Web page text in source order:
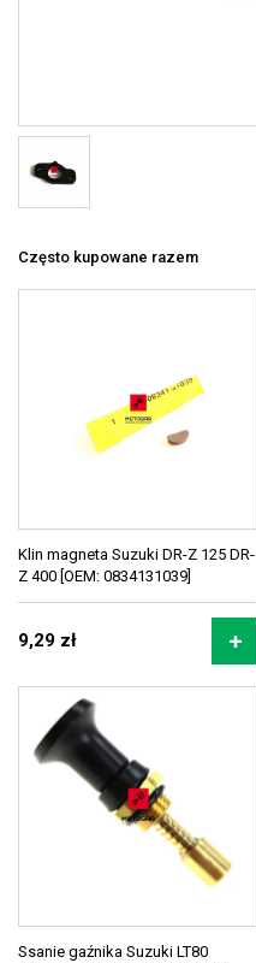
Często kupowane razem
Klin magneta Suzuki DR-Z 125 DR-
Z 400 [OEM: 0834131039]
9,29 zł
Ssanie gaźnika Suzuki LT80